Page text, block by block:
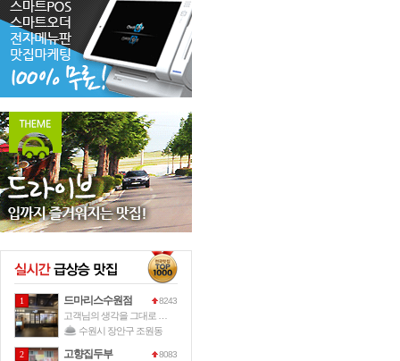
1 드마리스수원점 8243
수원시 장안구 조원동
2 고향집두부 8083